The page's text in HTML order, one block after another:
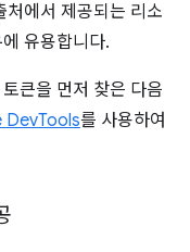
처에서 제공되는 리소
유용합니다.
큰을 먼저 찾은 다음
DevTools를 사용하여